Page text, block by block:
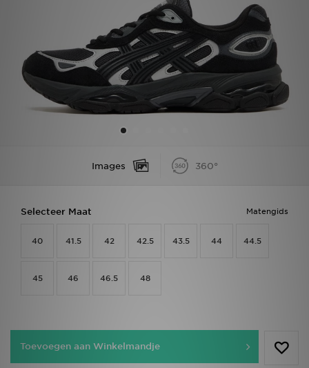
Images 360°
Matengids
Selecteer Maat
40 41.5 42 42.5 43.5 44 44.5
45 46 46.5 48
Toevoegen aan Winkelmandje
Voetbal
Sports
Mijn JD
Klantenservice
Download de app